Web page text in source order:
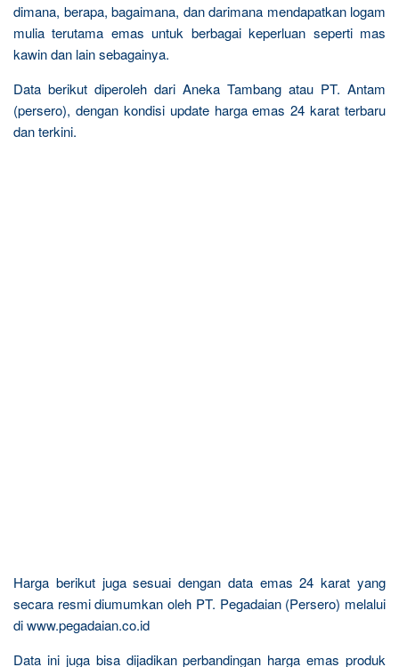
dimana, berapa, bagaimana, dan darimana mendapatkan logam
mulia terutama emas untuk berbagai keperluan seperti mas
kawin dan lain sebagainya.
Data berikut diperoleh dari Aneka Tambang atau PT. Antam
(persero), dengan kondisi update harga emas 24 karat terbaru
dan terkini.
Harga berikut juga sesuai dengan data emas 24 karat yang
secara resmi diumumkan oleh PT. Pegadaian (Persero) melalui
di www.pegadaian.co.id
Data ini juga bisa dijadikan perbandingan harga emas produk